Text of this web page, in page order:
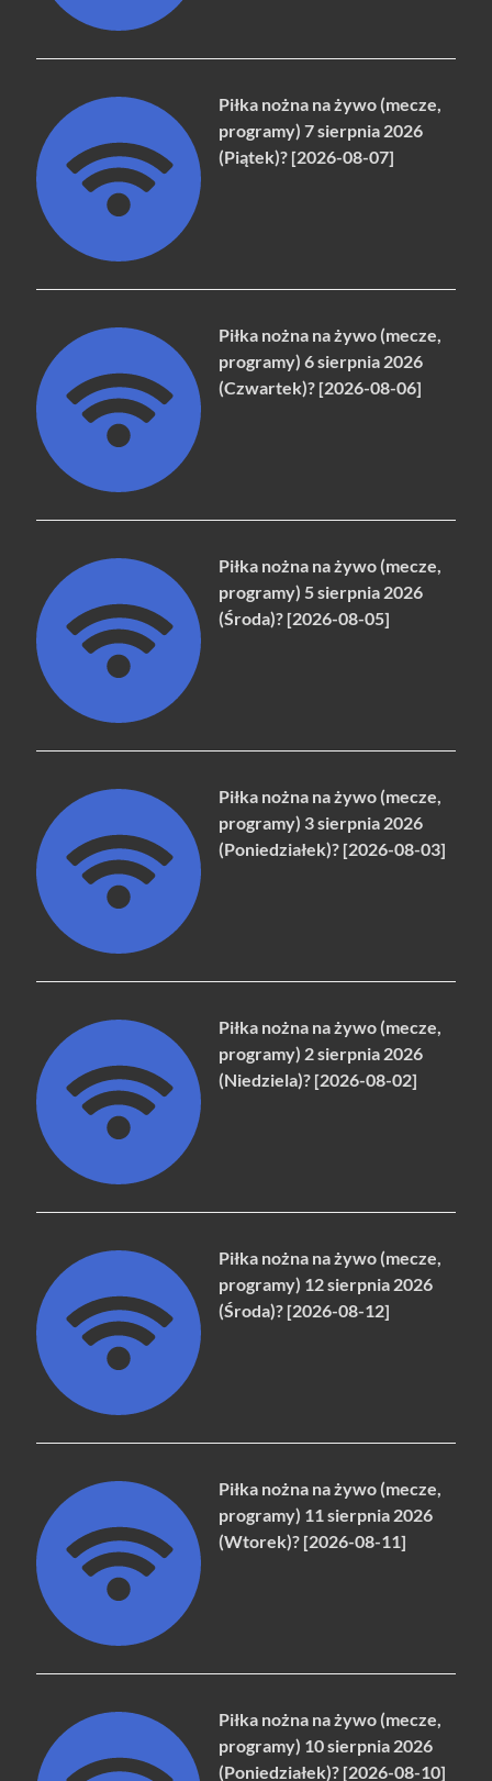
Piłka nożna na żywo (mecze,
programy) 7 sierpnia 2026
(Piątek)? [2026-08-07]
Piłka nożna na żywo (mecze,
programy) 6 sierpnia 2026
(Czwartek)? [2026-08-06]
Piłka nożna na żywo (mecze,
programy) 5 sierpnia 2026
(Środa)? [2026-08-05]
Piłka nożna na żywo (mecze,
programy) 3 sierpnia 2026
(Poniedziałek)? [2026-08-03]
Piłka nożna na żywo (mecze,
programy) 2 sierpnia 2026
(Niedziela)? [2026-08-02]
Piłka nożna na żywo (mecze,
programy) 12 sierpnia 2026
(Środa)? [2026-08-12]
Piłka nożna na żywo (mecze,
programy) 11 sierpnia 2026
(Wtorek)? [2026-08-11]
Piłka nożna na żywo (mecze,
programy) 10 sierpnia 2026
(Poniedziałek)? [2026-08-10]